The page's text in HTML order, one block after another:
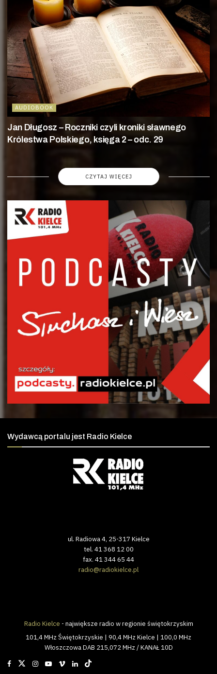
AUDIOBOOK
Jan Długosz – Roczniki czyli kroniki sławnego
Królestwa Polskiego, księga 2 – odc. 29
CZYTAJ WIĘCEJ
Wydawcą portalu jest Radio Kielce
ul. Radiowa 4, 25-317 Kielce
tel. 41 368 12 00
fax. 41 344 65 44
radio@radiokielce.pl
Radio Kielce - największe radio w regionie świętokrzyskim
101,4 MHz Świętokrzyskie | 90,4 MHz Kielce | 100,0 MHz
Włoszczowa DAB 215,072 MHz / KANAŁ 10D